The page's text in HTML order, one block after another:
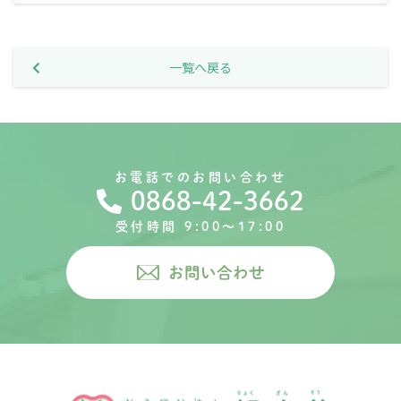
一覧へ戻る
お電話でのお問い合わせ
0868-42-3662
受付時間 9:00〜17:00
お問い合わせ